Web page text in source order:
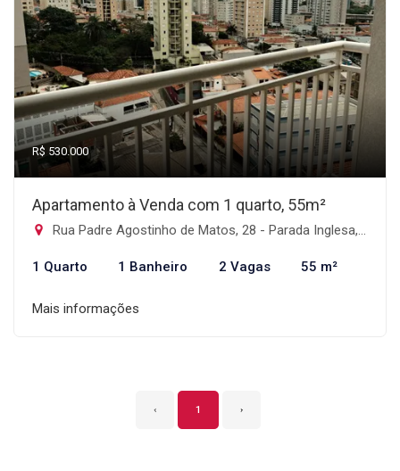
R$ 530.000
Apartamento à Venda com 1 quarto, 55m²
Rua Padre Agostinho de Matos, 28 - Parada Inglesa, São Paulo-SP
1 Quarto 1 Banheiro 2 Vagas 55 m²
Mais informações
‹ 1 ›